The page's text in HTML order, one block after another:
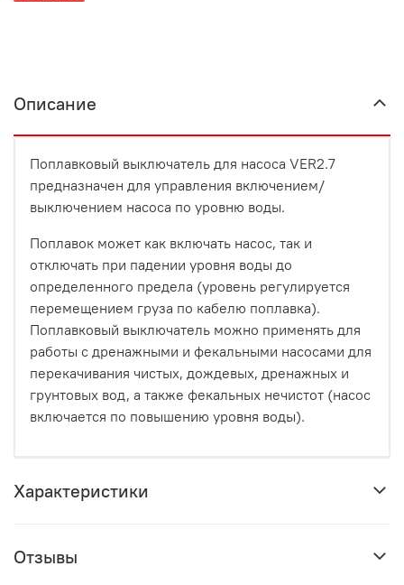
Описание
Поплавковый выключатель для насоса VER2.7
предназначен для управления включением/
выключением насоса по уровню воды.
Поплавок может как включать насос, так и
отключать при падении уровня воды до
определенного предела (уровень регулируется
перемещением груза по кабелю поплавка).
Поплавковый выключатель можно применять для
работы с дренажными и фекальными насосами для
перекачивания чистых, дождевых, дренажных и
грунтовых вод, а также фекальных нечистот (насос
включается по повышению уровня воды).
Характеристики
Отзывы